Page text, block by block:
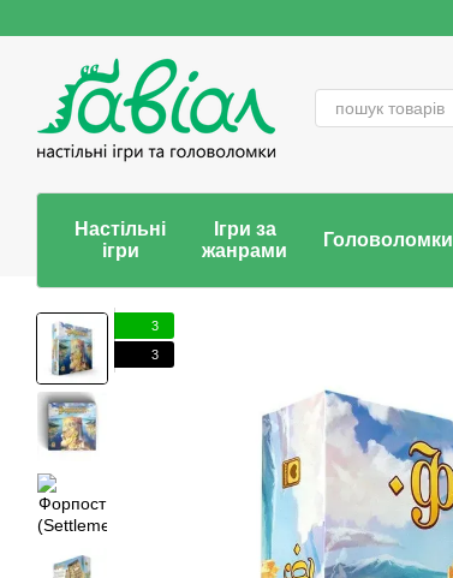
Настільні
ігри
Ігри за
жанрами
Головоломки
3
3